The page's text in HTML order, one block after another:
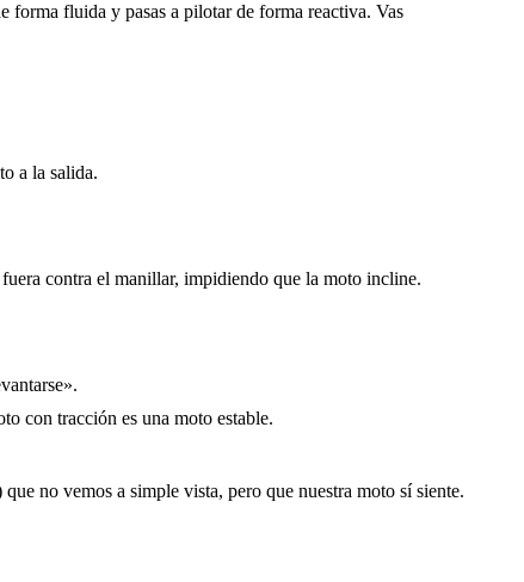
forma fluida y pasas a pilotar de forma reactiva. Vas
a la salida.
contra el manillar, impidiendo que la moto incline.
con tracción es una moto estable.
no vemos a simple vista, pero que nuestra moto sí siente.